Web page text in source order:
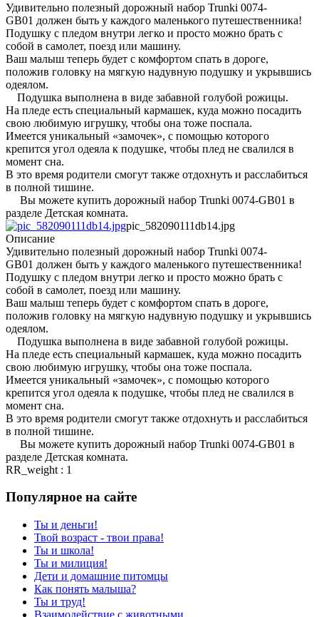
Удивительно полезный дорожный набор Trunki 0074-
GB01 должен быть у каждого маленького путешественника!
Подушку с пледом внутри легко и просто можно брать с
собой в самолет, поезд или машину.
Ваш малыш теперь будет с комфортом спать в дороге,
положив головку на мягкую надувную подушку и укрывшись
одеялом.
Подушка выполнена в виде забавной голубой рожицы.
На пледе есть специальный кармашек, куда можно посадить
свою любимую игрушку, чтобы она тоже поспала.
Имеется уникальный «замочек», с помощью которого
крепится угол одеяла к подушке, чтобы плед не свалился в
момент сна.
В это время родители смогут также отдохнуть и расслабиться
в полной тишине.
Вы можете купить дорожный набор Trunki 0074-GB01 в
разделе Детская комната.
pic_582090111db14.jpg
Описание
Удивительно полезный дорожный набор Trunki 0074-
GB01 должен быть у каждого маленького путешественника!
Подушку с пледом внутри легко и просто можно брать с
собой в самолет, поезд или машину.
Ваш малыш теперь будет с комфортом спать в дороге,
положив головку на мягкую надувную подушку и укрывшись
одеялом.
Подушка выполнена в виде забавной голубой рожицы.
На пледе есть специальный кармашек, куда можно посадить
свою любимую игрушку, чтобы она тоже поспала.
Имеется уникальный «замочек», с помощью которого
крепится угол одеяла к подушке, чтобы плед не свалился в
момент сна.
В это время родители смогут также отдохнуть и расслабиться
в полной тишине.
Вы можете купить дорожный набор Trunki 0074-GB01 в
разделе Детская комната.
RR_weight : 1
Популярное на сайте
Ты и деньги!
Твой возраст - твои права!
Ты и школа!
Ты и милиция!
Дети и домашние питомцы
Как понять малыша?
Ты и труд!